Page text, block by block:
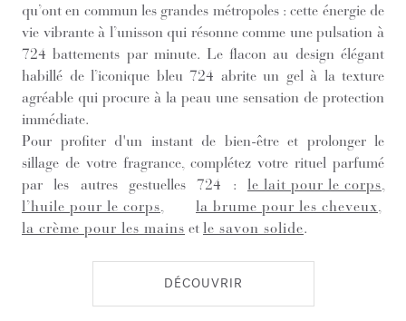
qu’ont en commun les grandes métropoles : cette énergie de
vie vibrante à l’unisson qui résonne comme une pulsation à
724 battements par minute. Le flacon au design élégant
habillé de l’iconique bleu 724 abrite un gel à la texture
agréable qui procure à la peau une sensation de protection
immédiate.
Pour profiter d'un instant de bien-être et prolonger le
sillage de votre fragrance, complétez votre rituel parfumé
par les autres gestuelles 724 : le lait pour le corps
l’huile pour le corps
la brume pour les cheveux
la crème pour les mains et le savon solide.
DÉCOUVRIR